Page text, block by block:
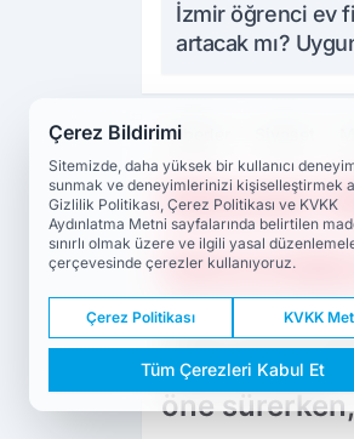
İzmir öğrenci ev
artacak mı?
Haberler
Murat
CHP Genel
öne
Çerez Bildirimi
Sitemizde, daha yüksek bir kullanıcı
sunmak ve deneyimlerinizi kişiselleştirmek
Gizlilik Politikası, Çerez Politikası ve KVKK
Aydınlatma Metni sayfalarında belirtilen
sınırlı olmak üzere ve ilgili yasal
çerçevesinde çerezler kullanıyoruz.
Çerez Politikası KVKK
Tüm Çerezleri Kabul Et